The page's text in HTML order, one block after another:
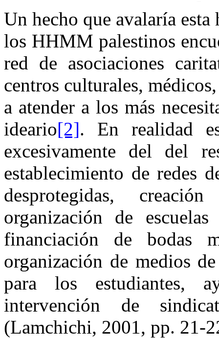
Un hecho que avalaría
los HHMM palestinos
red de asociaciones
centros culturales,
a atender a los más
ideario[2]. En realidad
excesivamente del del
establecimiento de redes
desprotegidas,
organización de
financiación de bodas
organización de medios
para los estudiantes,
intervención de
(Lamchichi, 2001, pp. 21-